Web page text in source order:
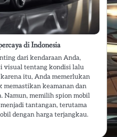
di Indonesia
dari kendaraan Anda,
visual tentang kondisi lalu
itu, Anda memerlukan
keamanan dan
Namun, memilih spion mobil
tantangan, terutama
dengan harga terjangkau.